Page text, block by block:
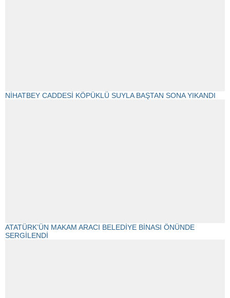
NİHATBEY CADDESİ KÖPÜKLÜ SUYLA BAŞTAN SONA YIKANDI
ATATÜRK’ÜN MAKAM ARACI BELEDİYE BİNASI ÖNÜNDE
SERGİLENDİ